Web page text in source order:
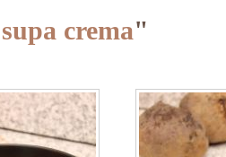
supa crema"